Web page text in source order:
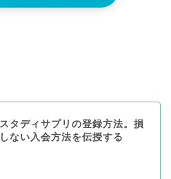
スタディサプリの登録方法。損
しない入会方法を伝授する